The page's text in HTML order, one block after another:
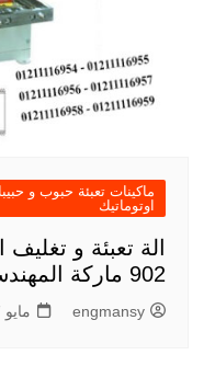
ماكينات تعبئة حبوب و
اوتوماتيك
الة تعبئة و
902 ماركة المهندس منسى
engmansy مايو 17, 2023